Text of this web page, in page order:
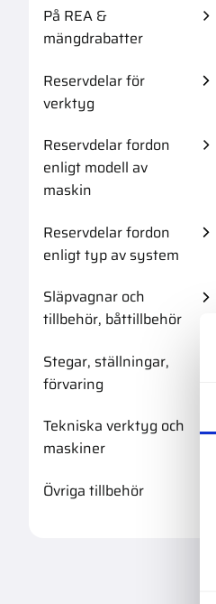
På REA &
mängdrabatter
Reservdelar för
verktyg
Reservdelar fordon
enligt modell av
maskin
Reservdelar fordon
enligt typ av system
Släpvagnar och
tillbehör, båttillbehör
Stegar, ställningar,
förvaring
Tekniska verktyg och
maskiner
Övriga tillbehör